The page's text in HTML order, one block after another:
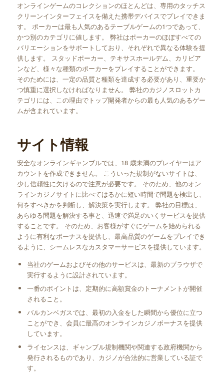
オンラインゲームのコレクションのほとんどは、専用のタッチス
クリーンインターフェイスを備えた携帯デバイスでプレイできま
す。 ポーカーは最も人気のあるテーブルゲームの1つであって、
かつ別のカテゴリに値します。 弊社はポーカーのほぼすべての
バリエーションをサポートしており、それぞれで異なる体験を提
供します。 スタッドポーカー、テキサスホールデム、カリビア
ンなど、様々な種類のポーカーをプレイすることができます。
そのためには、一定の品質と種類を達成する必要があり、重要か
つ慎重に選択しなければなりません。 弊社のカジノスロットカ
テゴリには、この理由でトップ開発者からの最も人気のあるゲー
ムが含まれています。
サイト情報
安全なオンラインギャンブルでは、18 歳未満のプレイヤーはア
カウントを作成できません。 こういった規制がないサイトは、
少し信頼性に欠けるので注意が必要です。 そのため、他のオン
ラインカジノサイトに比べてはるかに短い時間で問題を検出し、
何をすべきかを判断し、解決策を実行します。 弊社の目標は、
あらゆる問題を解決する事と、迅速で満足のいくサービスを提供
することです。 そのため、お客様がすぐにゲームを始められる
ように有利なボーナスを提供し、最高品質のゲームをプレイでき
るように、シームレスなカスタマーサービスを提供しています。
当社のゲームおよびその他のサービスは、最新のブラウザで
実行するように設計されています。
一番のポイントは、定期的に高額賞金のトーナメントが開催
されること。
バルカンベガスでは、最初の入金をした瞬間から優位に立つ
ことができ、会員に最高のオンラインカジノボーナスを提供
しています。
ライセンスは、ギャンブル規制機関や関連する政府機関から
発行されるものであり、カジノが合法的に営業している証で
す。